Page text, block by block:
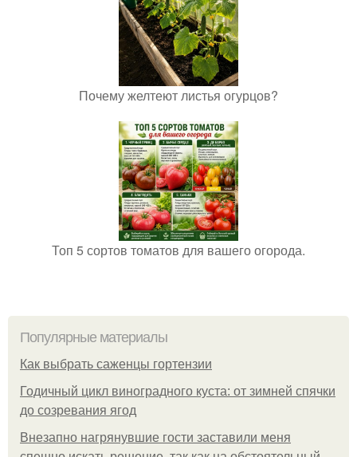
Почему желтеют листья огурцов?
Топ 5 сортов томатов для вашего огорода.
Популярные материалы
Как выбрать саженцы гортензии
Годичный цикл виноградного куста: от зимней спячки
до созревания ягод
Внезапно нагрянувшие гости заставили меня